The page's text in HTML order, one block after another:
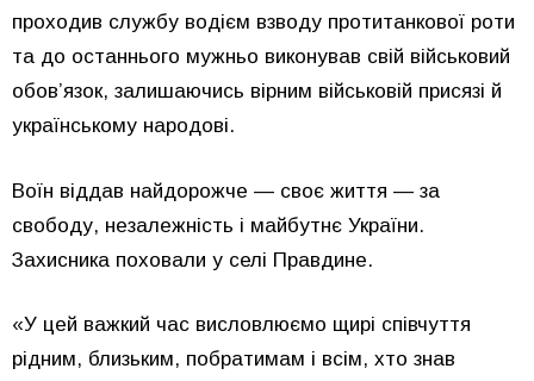
проходив службу водієм взводу протитанкової роти
та до останнього мужньо виконував свій військовий
обов’язок, залишаючись вірним військовій присязі й
українському народові.
Воїн віддав найдорожче — своє життя — за
свободу, незалежність і майбутнє України.
Захисника поховали у селі Правдине.
«У цей важкий час висловлюємо щирі співчуття
рідним, близьким, побратимам і всім, хто знав